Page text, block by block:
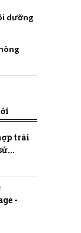
dưỡng
trái
-